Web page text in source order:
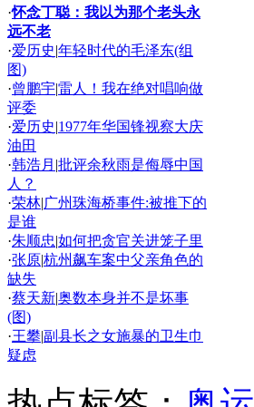
·怀念丁聪：我以为那个老头永
远不老
·爱历史|年轻时代的毛泽东(组
图)
·曾鹏宇|雷人！我在绝对唱响做
评委
·爱历史|1977年华国锋视察大庆
油田
·韩浩月 |批评余秋雨是侮辱中国
人？
·荣林|广州珠海桥事件:被推下的
是谁
·朱顺忠|如何把贪官关进笼子里
·张原|杭州飙车案中父亲角色的
缺失
·蔡天新|奥数本身并不是坏事
(图)
·王攀|副县长之女施暴的卫生巾
疑虑